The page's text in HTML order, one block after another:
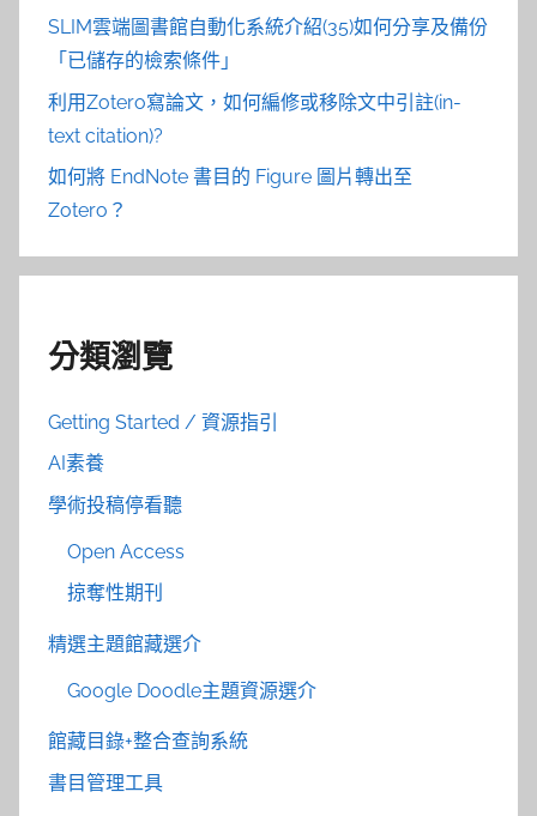
SLIM雲端圖書館自動化系統介紹(35)如何分享及備份
「已儲存的檢索條件」
利用Zotero寫論文，如何編修或移除文中引註(in-
text citation)?
如何將 EndNote 書目的 Figure 圖片轉出至
Zotero？
分類瀏覽
Getting Started / 資源指引
AI素養
學術投稿停看聽
Open Access
掠奪性期刊
精選主題館藏選介
Google Doodle主題資源選介
館藏目錄+整合查詢系統
書目管理工具